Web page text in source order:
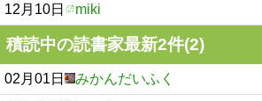
12月10日 miki
積読中の読書家最新2件(2)
02月01日 みかんだいふく